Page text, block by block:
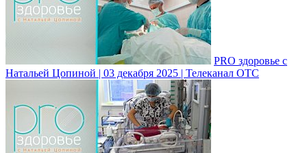
PRO здоровье с
Натальей Цопиной | 03 декабря 2025 | Телеканал ОТС